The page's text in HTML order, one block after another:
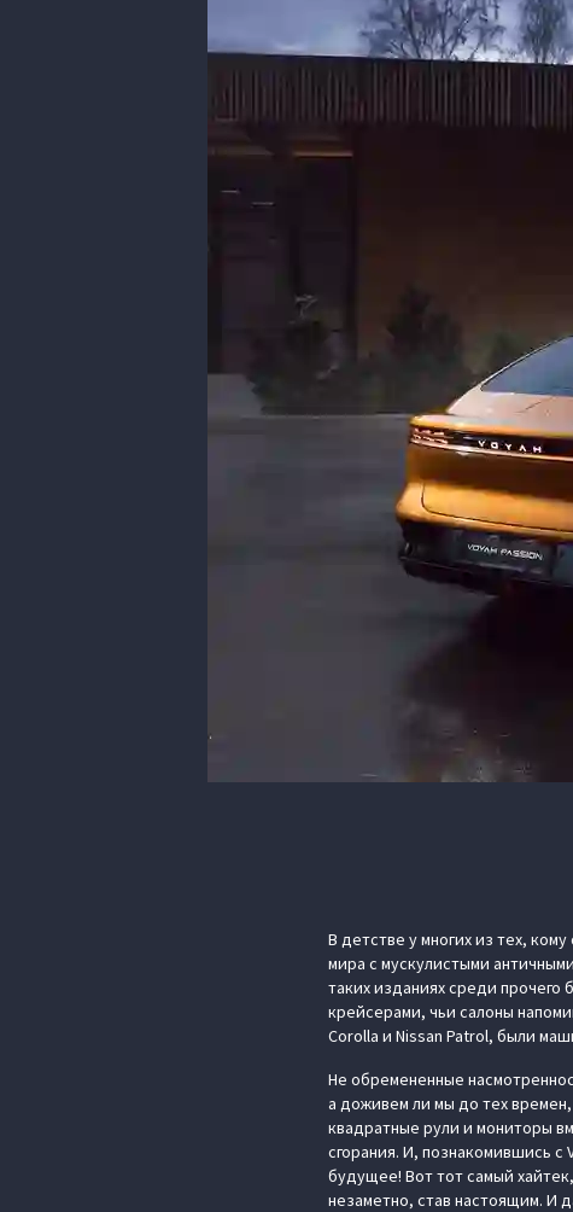
В детстве у многих из тех,
мира с мускулистыми
таких изданиях среди
крейсерами, чьи салоны
Corolla и Nissan Patrol, были
Не обремененные
а доживем ли мы до тех
квадратные рули и мониторы
сгорания. И, познакомившись с
будущее! Вот тот самый
незаметно, став настоящим. И